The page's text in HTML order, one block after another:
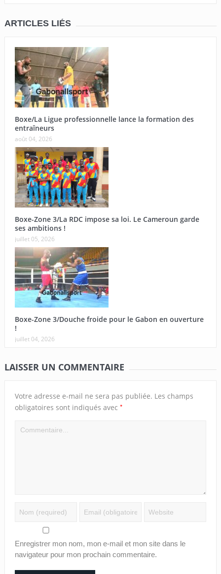
ARTICLES LIÉS
Boxe/La Ligue professionnelle lance la formation des
entraîneurs
août 04, 2026
Boxe-Zone 3/La RDC impose sa loi. Le Cameroun garde
ses ambitions !
juillet 05, 2026
Boxe-Zone 3/Douche froide pour le Gabon en ouverture
!
juillet 04, 2026
LAISSER UN COMMENTAIRE
Votre adresse e-mail ne sera pas publiée. Les champs
obligatoires sont indiqués avec *
Enregistrer mon nom, mon e-mail et mon site dans le
navigateur pour mon prochain commentaire.